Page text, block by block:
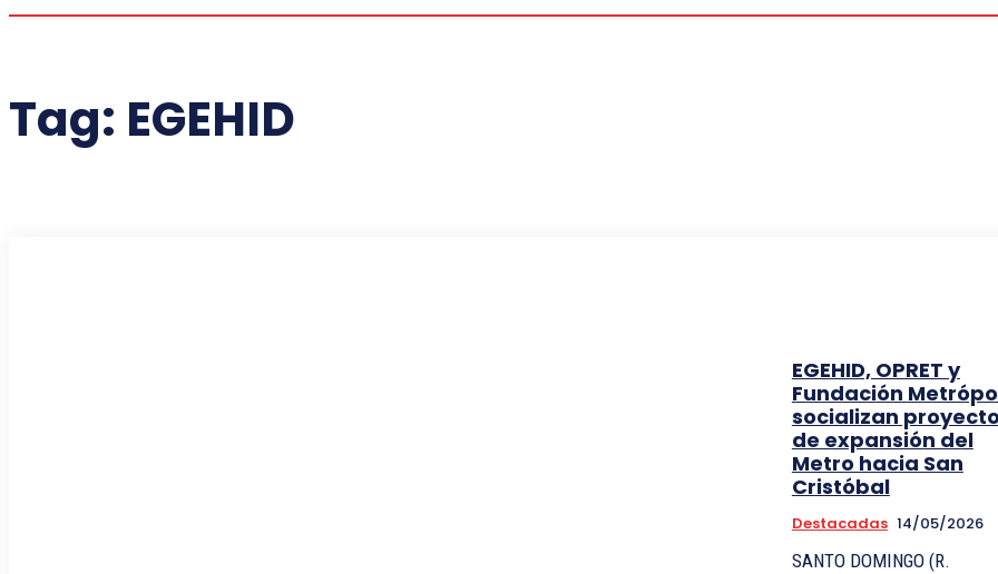
Tag: EGEHID
EGEHID, OPRET y
Fundación
socializan
de expansión del
Metro hacia San
Cristóbal
Destacadas 14/05/2026
SANTO DOMINGO (R.